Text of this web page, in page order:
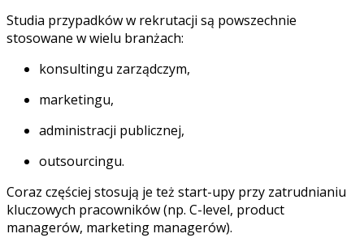
Studia przypadków w rekrutacji są powszechnie
stosowane w wielu branżach:
konsultingu zarządczym,
marketingu,
administracji publicznej,
outsourcingu.
Coraz częściej stosują je też start-upy przy zatrudnianiu
kluczowych pracowników (np. C-level, product
managerów, marketing managerów).